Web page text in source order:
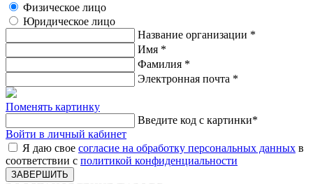
Физическое лицо
Юридическое лицо
Название организации *
Имя *
Фамилия *
Электронная почта *
Поменять картинку
Введите код с картинки*
Войти в личный кабинет
Я даю свое согласие на обработку персональных данных в
соответствии с политикой конфиденциальности